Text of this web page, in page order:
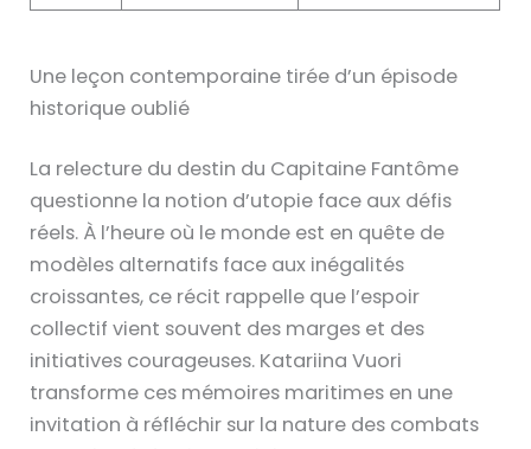
Une leçon contemporaine tirée d’un épisode
historique oublié
La relecture du destin du Capitaine Fantôme
questionne la notion d’utopie face aux défis
réels. À l’heure où le monde est en quête de
modèles alternatifs face aux inégalités
croissantes, ce récit rappelle que l’espoir
collectif vient souvent des marges et des
initiatives courageuses. Katariina Vuori
transforme ces mémoires maritimes en une
invitation à réfléchir sur la nature des combats